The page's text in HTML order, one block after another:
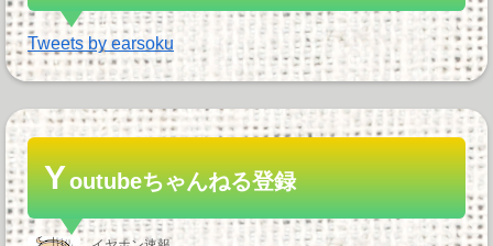
Tweets by earsoku
Youtubeちゃんねる登録